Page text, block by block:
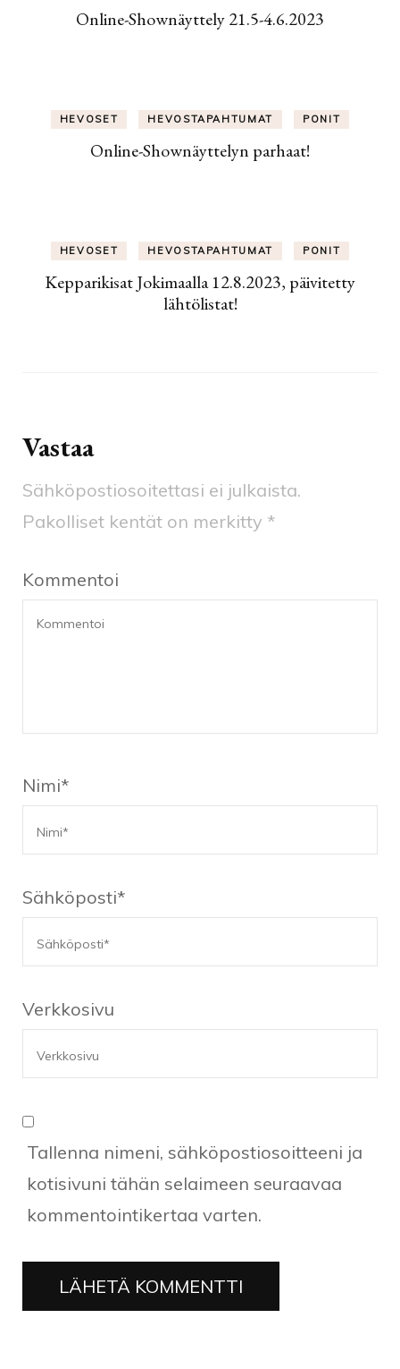
Online-Shownäyttely 21.5-4.6.2023
HEVOSET HEVOSTAPAHTUMAT PONIT
Online-Shownäyttelyn parhaat!
HEVOSET HEVOSTAPAHTUMAT PONIT
Kepparikisat Jokimaalla 12.8.2023, päivitetty
lähtölistat!
Vastaa
Sähköpostiosoitettasi ei julkaista.
Pakolliset kentät on merkitty *
Kommentoi
Nimi*
Sähköposti*
Verkkosivu
Tallenna nimeni, sähköpostiosoitteeni ja
kotisivuni tähän selaimeen seuraavaa
kommentointikertaa varten.